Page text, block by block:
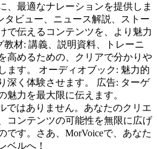
、最適なナレーションを提供しま
タビュー、ニュース解説、ストー
で伝えるコンテンツを、より魅力
教材: 講義、説明資料、トレーニ
高めるための、クリアで分かりや
ます。 オーディオブック: 魅力的
深く体験させます。 広告: ターゲ
魅力を最大限に伝えます。
ではありません。あなたのクリエ
コンテンツの可能性を無限に広げ
です。さあ、MorVoiceで、あなた
ベルへ！